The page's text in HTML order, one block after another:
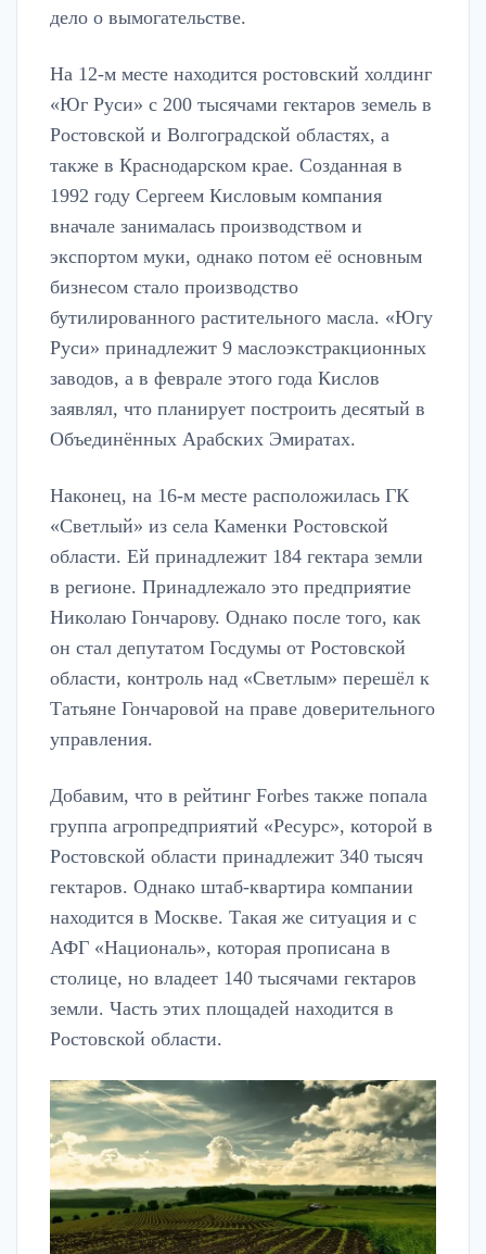
дело о вымогательстве.
На 12-м месте находится ростовский холдинг
«Юг Руси» с 200 тысячами гектаров земель в
Ростовской и Волгоградской областях, а
также в Краснодарском крае. Созданная в
1992 году Сергеем Кисловым компания
вначале занималась производством и
экспортом муки, однако потом её основным
бизнесом стало производство
бутилированного растительного масла. «Югу
Руси» принадлежит 9 маслоэкстракционных
заводов, а в феврале этого года Кислов
заявлял, что планирует построить десятый в
Объединённых Арабских Эмиратах.
Наконец, на 16-м месте расположилась ГК
«Светлый» из села Каменки Ростовской
области. Ей принадлежит 184 гектара земли
в регионе. Принадлежало это предприятие
Николаю Гончарову. Однако после того, как
он стал депутатом Госдумы от Ростовской
области, контроль над «Светлым» перешёл к
Татьяне Гончаровой на праве доверительного
управления.
Добавим, что в рейтинг Forbes также попала
группа агропредприятий «Ресурс», которой в
Ростовской области принадлежит 340 тысяч
гектаров. Однако штаб-квартира компании
находится в Москве. Такая же ситуация и с
АФГ «Националь», которая прописана в
столице, но владеет 140 тысячами гектаров
земли. Часть этих площадей находится в
Ростовской области.